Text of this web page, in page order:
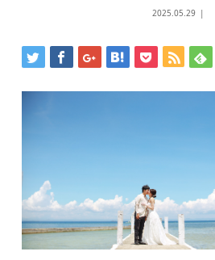
2025.05.29